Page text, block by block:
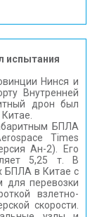
испытания
Нинся и
Внутренней
дрон был
БПЛА
Times
Ан-2). Его
5,25 т. В
БПЛА в Китае с
для перевозки
взлетно-
скорости.